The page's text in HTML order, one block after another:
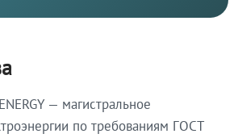
— магистральное
по требованиям ГОСТ